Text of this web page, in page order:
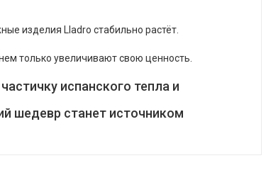
изделия Lladro стабильно растёт.
только увеличивают свою ценность.
испанского тепла и
шедевр станет источником